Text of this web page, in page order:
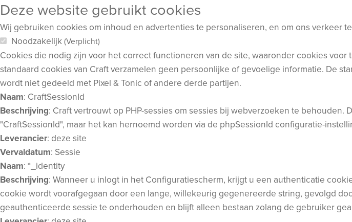
Deze website gebruikt cookies
Wij gebruiken cookies om inhoud en advertenties te personaliseren, en om ons verkeer
Noodzakelijk(Verplicht)
Cookies die nodig zijn voor het correct functioneren van de site, waaronder cookies
standaard cookies van Craft verzamelen geen persoonlijke of gevoelige informatie. De
wordt niet gedeeld met Pixel & Tonic of andere derde partijen.
Naam: CraftSessionId
Beschrijving: Craft vertrouwt op PHP-sessies om sessies bij webverzoeken te
"CraftSessionId", maar het kan hernoemd worden via de phpSessionId configuratie-
Leverancier: deze site
Vervaldatum: Sessie
Naam: *_identity
Beschrijving: Wanneer u inlogt in het Configuratiescherm, krijgt u een authenticatie
cookie wordt voorafgegaan door een lange, willekeurig gegenereerde string, gevolgd
geauthenticeerde sessie te onderhouden en blijft alleen bestaan zolang de gebruiker